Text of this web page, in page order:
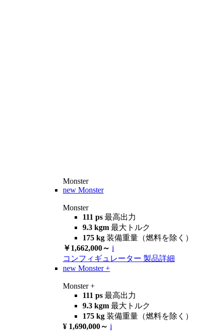
Monster
new Monster
Monster
111 ps 最高出力
9.3 kgm 最大トルク
175 kg 装備重量（燃料を除く）
￥1,662,000～ i
コンフィギュレーター 製品詳細
new Monster +
Monster +
111 ps 最高出力
9.3 kgm 最大トルク
175 kg 装備重量（燃料を除く）
¥ 1,690,000～ i